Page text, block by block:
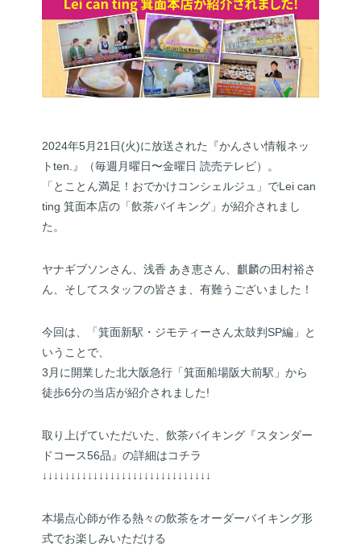
2024年5月21日(火)に放送された『かんさい情報ネッ
トten.』（毎週月曜日〜金曜日 読売テレビ）。
「とことん満足！おでかけコンシェルジュ」でLei can
ting 箕面本店の「飲茶バイキング」が紹介されまし
た。
ヤナギブソンさん、浅香 あき恵さん、麒麟の田村裕さ
ん、そしてスタッフの皆さま、有難うございました！
今回は、「箕面新駅・ジモティーさん太鼓判SP編」と
いうことで、
3月に開業した北大阪急行「箕面船場阪大前駅」から
徒歩6分の当店が紹介されました!
取り上げていただいた、飲茶バイキング『スタンダー
ドコース56品』の詳細はコチラ
↓↓↓↓↓↓↓↓↓↓↓↓↓↓↓↓↓↓↓↓↓↓↓↓↓↓↓↓↓↓
本場点心師が作る熱々の飲茶をオーダーバイキング形
式でお楽しみいただける